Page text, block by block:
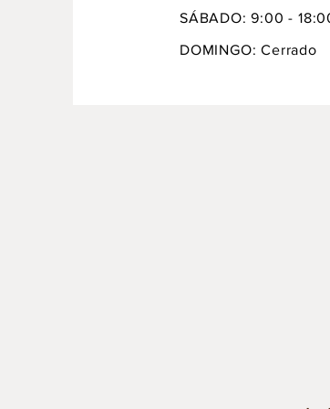
SÁBADO: 9:00 -
DOMINGO: Cerrado